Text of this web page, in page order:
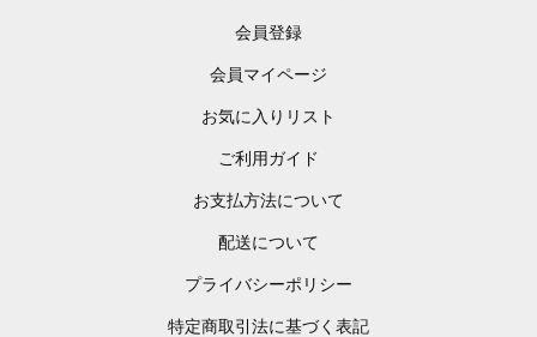
会員登録
会員マイページ
お気に入りリスト
ご利用ガイド
お支払方法について
配送について
プライバシーポリシー
特定商取引法に基づく表記